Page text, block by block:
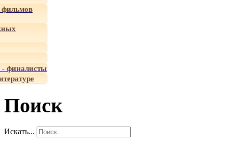
- финалисты
Поиск
Искать...